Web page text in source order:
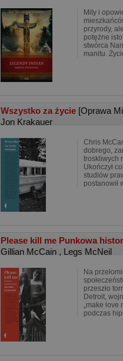
Mity i
przyrody,
potężne
stwórca
manitu.
Wszystko za życie [Oprawa
Jon Krakauer
Chris
dobrego,
troskliwych
Ukończył
studiów
postanowił
Please kill me Punkowa
Gillian McCain , Legs McNeil
Na
przeszło
Detroit,
„make love
podczas